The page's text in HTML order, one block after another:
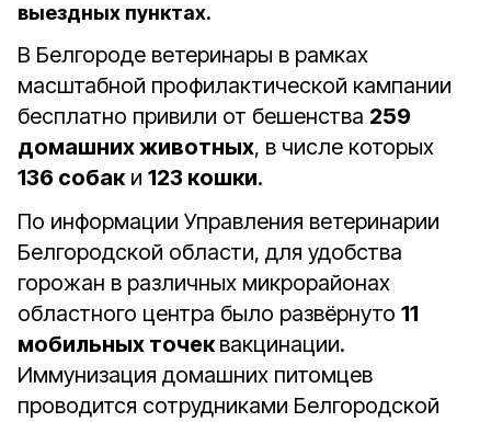
выездных пунктах.
В Белгороде ветеринары в рамках
масштабной профилактической кампании
бесплатно привили от бешенства 259
домашних животных, в числе которых
136 собаки 123 кошки.
По информации Управления ветеринарии
Белгородской области, для удобства
горожан в различных микрорайонах
областного центра было развёрнуто 11
мобильных точеквакцинации.
Иммунизация домашних питомцев
проводится сотрудниками Белгородской